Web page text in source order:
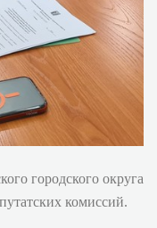
городского округа
комиссий.